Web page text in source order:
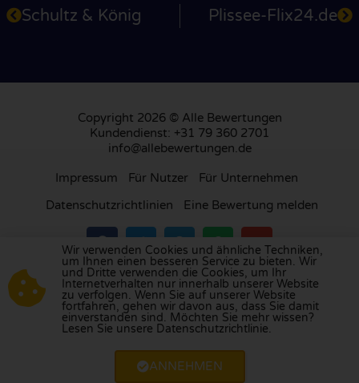
Schultz & König Plissee-Flix24.de
Copyright 2026 © Alle Bewertungen
Kundendienst: +31 79 360 2701
info@allebewertungen.de
Impressum Für Nutzer
Für Unternehmen
Datenschutzrichtlinien
Eine Bewertung melden
Besuchen Sie unsere Bewertungsplattform in
Großbritannien,Frankreich, denNiederlanden
Belgien,Spanien, Italien,Portugal, Polen,
Dänemark , FinnlandundSchweden.
Wir verwenden Cookies und ähnliche Techniken,
um Ihnen einen besseren Service zu bieten. Wir
und Dritte verwenden die Cookies, um Ihr
Internetverhalten nur innerhalb unserer Website
zu verfolgen. Wenn Sie auf unserer Website
fortfahren, gehen wir davon aus, dass Sie damit
einverstanden sind. Möchten Sie mehr wissen?
Lesen Sie unsere Datenschutzrichtlinie.
ANNEHMEN